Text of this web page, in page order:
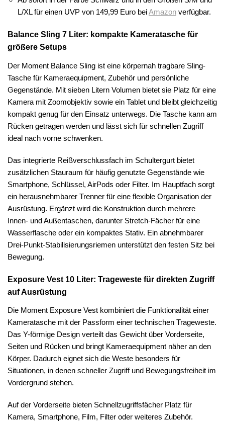
L/XL für einen UVP von 149,99 Euro beiAmazon verfügbar.
Balance Sling 7 Liter: kompakte Kameratasche für
größere Setups
Der Moment Balance Sling ist eine körpernah tragbare Sling-
Tasche für Kameraequipment, Zubehör und persönliche
Gegenstände. Mit sieben Litern Volumen bietet sie Platz für eine
Kamera mit Zoomobjektiv sowie ein Tablet und bleibt gleichzeitig
kompakt genug für den Einsatz unterwegs. Die Tasche kann am
Rücken getragen werden und lässt sich für schnellen Zugriff
ideal nach vorne schwenken.
Das integrierte Reißverschlussfach im Schultergurt bietet
zusätzlichen Stauraum für häufig genutzte Gegenstände wie
Smartphone, Schlüssel, AirPods oder Filter. Im Hauptfach sorgt
ein herausnehmbarer Trenner für eine flexible Organisation der
Ausrüstung. Ergänzt wird die Konstruktion durch mehrere
Innen- und Außentaschen, darunter Stretch-Fächer für eine
Wasserflasche oder ein kompaktes Stativ. Ein abnehmbarer
Drei-Punkt-Stabilisierungsriemen unterstützt den festen Sitz bei
Bewegung.
Exposure Vest 10 Liter: Trageweste für direkten Zugriff
auf Ausrüstung
Die Moment Exposure Vest kombiniert die Funktionalität einer
Kameratasche mit der Passform einer technischen Trageweste.
Das Y-förmige Design verteilt das Gewicht über Vorderseite,
Seiten und Rücken und bringt Kameraequipment näher an den
Körper. Dadurch eignet sich die Weste besonders für
Situationen, in denen schneller Zugriff und Bewegungsfreiheit im
Vordergrund stehen.
Auf der Vorderseite bieten Schnellzugriffsfächer Platz für
Kamera, Smartphone, Film, Filter oder weiteres Zubehör.